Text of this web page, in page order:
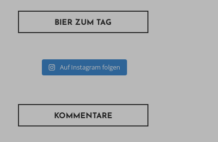
BIER ZUM TAG
Auf Instagram folgen
KOMMENTARE